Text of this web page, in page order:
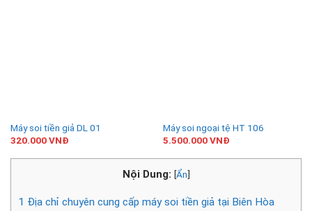
Máy soi tiền giả DL 01
320.000VNĐ
Máy soi ngoại tệ HT 106
5.500.000VNĐ
Nội Dung: [Ẩn]
1 Địa chỉ chuyên cung cấp máy soi tiền giả tại Biên Hòa